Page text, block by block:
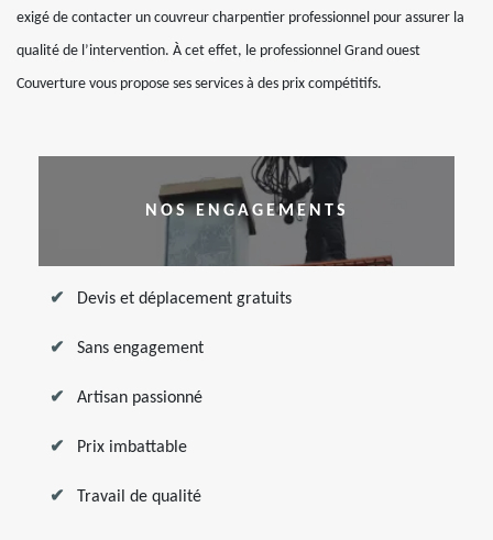
exigé de contacter un couvreur charpentier professionnel pour assurer la
qualité de l’intervention. À cet effet, le professionnel Grand ouest
Couverture vous propose ses services à des prix compétitifs.
NOS ENGAGEMENTS
Devis et déplacement gratuits
Sans engagement
Artisan passionné
Prix imbattable
Travail de qualité